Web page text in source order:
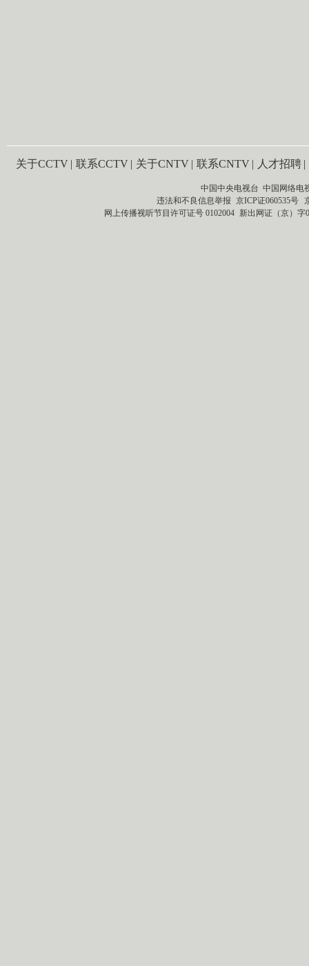
关于CCTV | 联系CCTV | 关于CNTV | 联系CNTV | 人才招聘 |
中国中央电视台 中国网络电
违法和不良信息举报 京ICP证060535号
网上传播视听节目许可证号 0102004 新出网证（京）